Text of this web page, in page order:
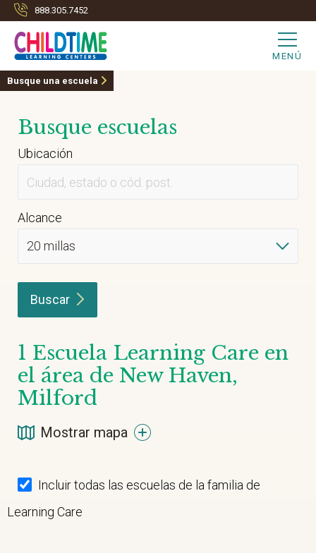
888.305.7452
MENÚ
Busque una escuela
Busque escuelas
Ubicación
Alcance
Buscar
1 Escuela Learning Care en
el área de New Haven,
Milford
Mostrar mapa
Incluir todas las escuelas de la familia de
Learning Care